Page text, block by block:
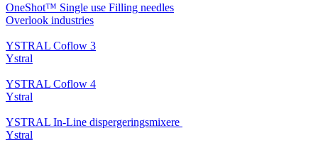
OneShot™ Single use Filling needles
Overlook industries
YSTRAL Coflow 3
Ystral
YSTRAL Coflow 4
Ystral
YSTRAL In-Line dispergeringsmixere ‍‍
Ystral